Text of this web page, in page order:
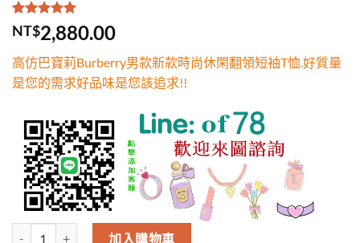
評分5.00/
5，已有
1
位
分
NT$2,880.00
高仿巴寶莉Burberry男款新款時尚休閑翻領短袖T恤.好質量
是您的需求好品味是您該追求!!
高仿巴寶莉Burberry男款新款時尚休閑翻領短袖T恤.好質量是您的需
加入購物車